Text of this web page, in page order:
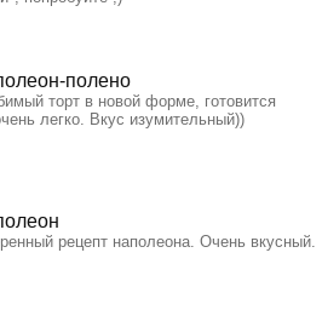
полено
торт в новой форме, готовится
легко. Вкус изумительный))
рецепт наполеона. Очень вкусный.